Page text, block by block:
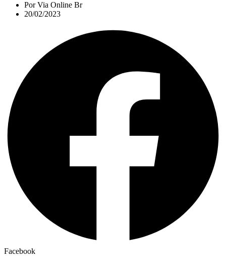
PorVia Online Br
20/02/2023
Facebook